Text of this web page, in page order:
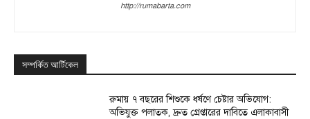
http://rumabarta.com
সম্পর্কিত আর্টিকেল
রুমায় ৭ বছরের শিশুকে ধর্ষণে চেষ্টার অভিযোগ:
অভিযুক্ত পলাতক, দ্রুত গ্রেপ্তারের দাবিতে এলাকাবাসী